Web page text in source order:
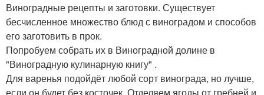
Виноградные рецепты и заготовки. Существует
бесчисленное множество блюд с виноградом и способов
его заготовить в прок.
Попробуем собрать их в Виноградной долине в
"Виноградную кулинарную книгу" .
Для варенья подойдёт любой сорт винограда, но лучше,